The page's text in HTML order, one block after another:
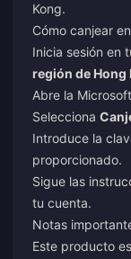
Kong.
Cómo canjear
Inicia sesión en
región de Hong
Abre la
Selecciona
Introduce la
proporcionado.
Sigue las
tu cuenta.
Notas
Este producto